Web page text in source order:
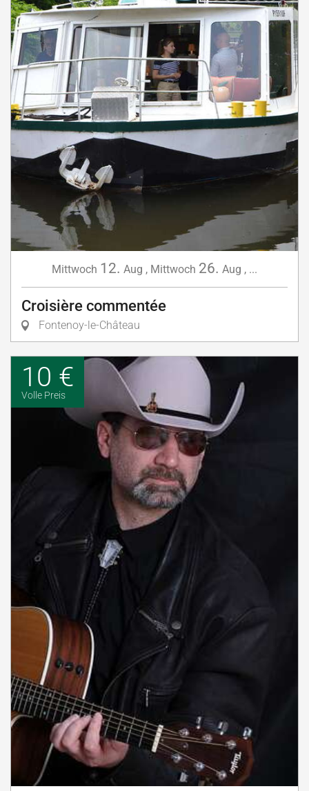
Mittwoch 12. Aug , Mittwoch 26. Aug , ...
Croisière commentée
Fontenoy-le-Château
10 €
Volle Preis